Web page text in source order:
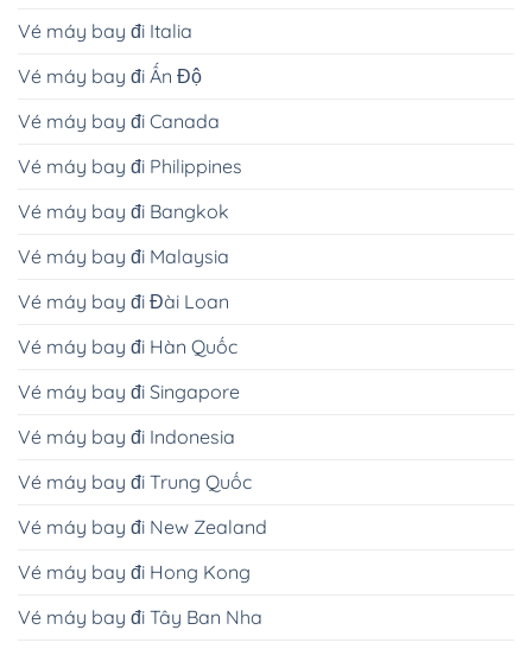
Vé máy bay đi Italia
Vé máy bay đi Ấn Độ
Vé máy bay đi Canada
Vé máy bay đi Philippines
Vé máy bay đi Bangkok
Vé máy bay đi Malaysia
Vé máy bay đi Đài Loan
Vé máy bay đi Hàn Quốc
Vé máy bay đi Singapore
Vé máy bay đi Indonesia
Vé máy bay đi Trung Quốc
Vé máy bay đi New Zealand
Vé máy bay đi Hong Kong
Vé máy bay đi Tây Ban Nha